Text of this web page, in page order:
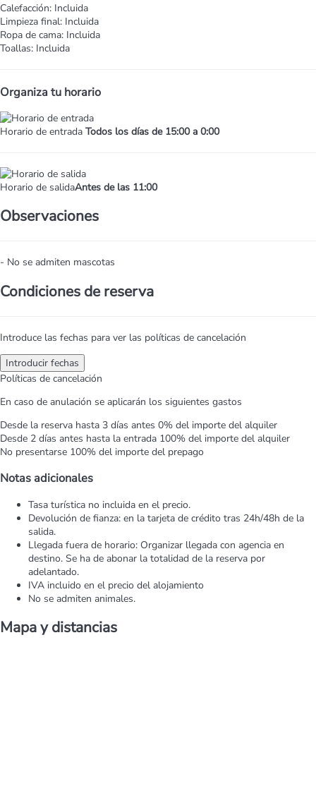
Calefacción: Incluida
Limpieza final: Incluida
Ropa de cama: Incluida
Toallas: Incluida
Organiza tu horario
Horario de entrada Todos los días de 15:00 a 0:00
Horario de salidaAntes de las 11:00
Observaciones
- No se admiten mascotas
Condiciones de reserva
Introduce las fechas para ver las políticas de cancelación
Introducir fechas
Políticas de cancelación
En caso de anulación se aplicarán los siguientes gastos
Desde la reserva hasta 3 días antes 0% del importe del alquiler
Desde 2 días antes hasta la entrada 100% del importe del alquiler
No presentarse 100% del importe del prepago
Notas adicionales
Tasa turística no incluida en el precio.
Devolución de fianza: en la tarjeta de crédito tras 24h/48h de la
salida.
Llegada fuera de horario: Organizar llegada con agencia en
destino. Se ha de abonar la totalidad de la reserva por
adelantado.
IVA incluido en el precio del alojamiento
No se admiten animales.
Mapa y distancias